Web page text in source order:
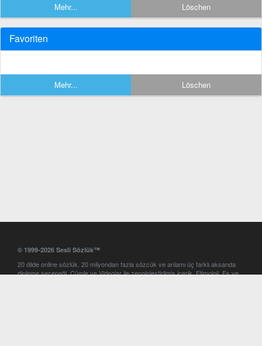
Mehr... Löschen
Favoriten
Mehr... Löschen
© 1999-2026 Sesli Sözlük™
20 dilde online sözlük. 20 milyondan fazla sözcük ve anlamı üç farklı aksanda
dinleme seçeneği. Cümle ve Videolar ile zenginleştirilmiş içerik. Etimoloji, Eş ve